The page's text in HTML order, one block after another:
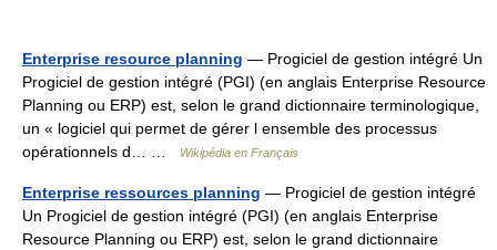
Enterprise resource planning — Progiciel de gestion intégré Un
Progiciel de gestion intégré (PGI) (en anglais Enterprise Resource
Planning ou ERP) est, selon le grand dictionnaire terminologique,
un « logiciel qui permet de gérer l ensemble des processus
opérationnels d… …
Wikipédia en Français
Enterprise ressources planning — Progiciel de gestion intégré
Un Progiciel de gestion intégré (PGI) (en anglais Enterprise
Resource Planning ou ERP) est, selon le grand dictionnaire